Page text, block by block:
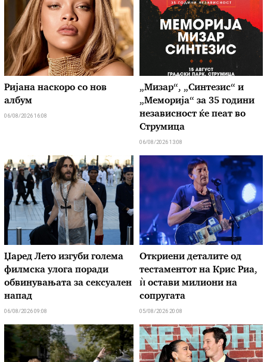
Ријана наскоро со нов
албум
06/08/2026 16:08
„Мизар“, „Синтезис“ и
„Меморија“ за 35 години
независност ќе пеат во
Струмица
06/08/2026 13:08
Џаред Лето изгуби голема
филмска улога поради
обвинувањата за сексуален
напад
06/08/2026 09:08
Откриени деталите од
тестаментот на Крис Риа,
ѝ остави милиони на
сопругата
05/08/2026 20:08